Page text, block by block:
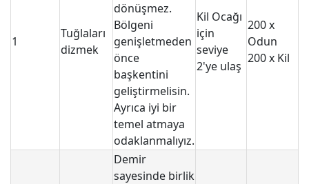
1
Tuğlaları
dizmek
dönüşmez.
Bölgeni
genişletmeden
önce
başkentini
geliştirmelisin.
Ayrıca iyi bir
temel atmaya
odaklanmalıyız.
Kil Ocağı
için
seviye
2'ye ulaş
200 x
Odun
200 x Kil
Demir
sayesinde birlik